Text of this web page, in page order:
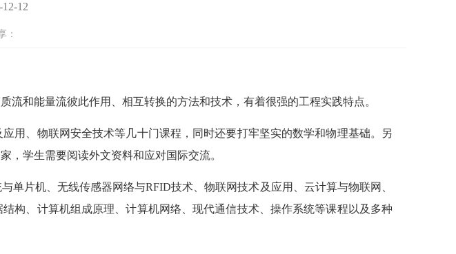
12-12
：
和能量流彼此作用、相互转换的方法和技术，有着很强的工程实践特点。
用、物联网安全技术等几十门课程，同时还要打牢坚实的数学和物理基础。另
，学生需要阅读外文资料和应对国际交流。
片机、无线传感器网络与RFID技术、物联网技术及应用、云计算与物联网、
构、计算机组成原理、计算机网络、现代通信技术、操作系统等课程以及多种